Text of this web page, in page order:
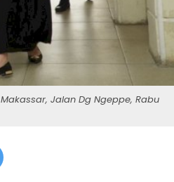
Jalan Dg Ngeppe, Rabu